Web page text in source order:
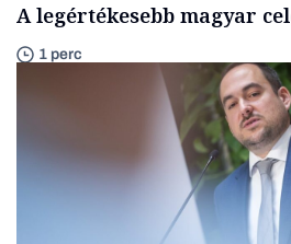
A legértékesebb magyar
1 perc